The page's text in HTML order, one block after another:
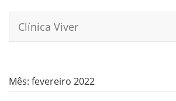
Pular
para
o
conteúdo
Clínica Viver
Mês: fevereiro 2022